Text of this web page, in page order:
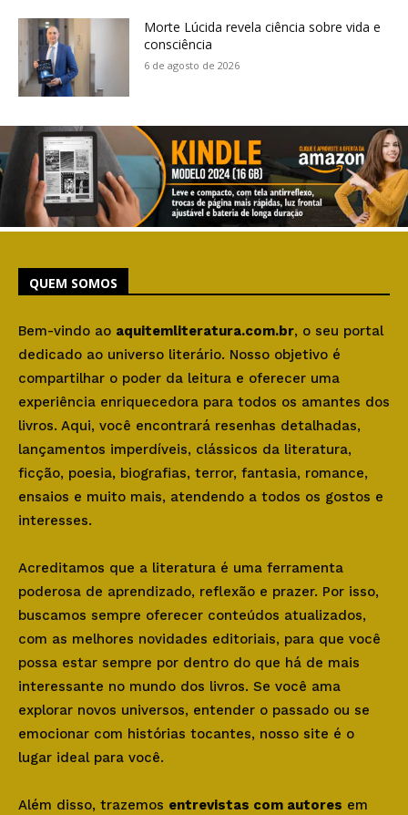
Morte Lúcida revela ciência sobre vida e
consciência
6 de agosto de 2026
QUEM SOMOS
Bem-vindo ao aquitemliteratura.com.br, o seu portal
dedicado ao universo literário. Nosso objetivo é
compartilhar o poder da leitura e oferecer uma
experiência enriquecedora para todos os amantes dos
livros. Aqui, você encontrará resenhas detalhadas,
lançamentos imperdíveis, clássicos da literatura,
ficção, poesia, biografias, terror, fantasia, romance,
ensaios e muito mais, atendendo a todos os gostos e
interesses.
Acreditamos que a literatura é uma ferramenta
poderosa de aprendizado, reflexão e prazer. Por isso,
buscamos sempre oferecer conteúdos atualizados,
com as melhores novidades editoriais, para que você
possa estar sempre por dentro do que há de mais
interessante no mundo dos livros. Se você ama
explorar novos universos, entender o passado ou se
emocionar com histórias tocantes, nosso site é o
lugar ideal para você.
Além disso, trazemos entrevistas com autores em